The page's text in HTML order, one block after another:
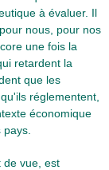
à évaluer. Il
nous, pour nos
une fois la
retardent la
que les
réglementent,
économique
de vue, est